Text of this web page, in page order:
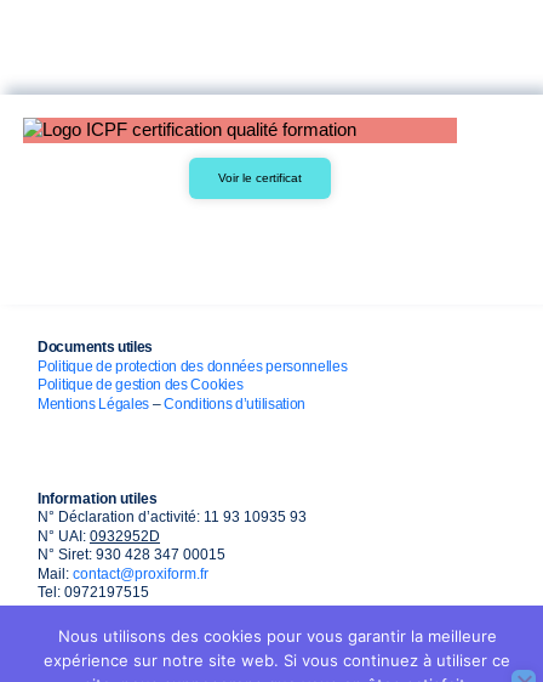
Voir le certificat
Documents utiles
Politique de protection des données personnelles
Politique de gestion des Cookies
Mentions Légales –Conditions d’utilisation
Information utiles
N° Déclaration d’activité: 11 93 10935 93
N° UAI: 0932952D
N° Siret: 930 428 347 00015
Mail: contact@proxiform.fr
Tel: 0972197515
Nous utilisons des cookies pour vous garantir la meilleure
expérience sur notre site web. Si vous continuez à utiliser ce